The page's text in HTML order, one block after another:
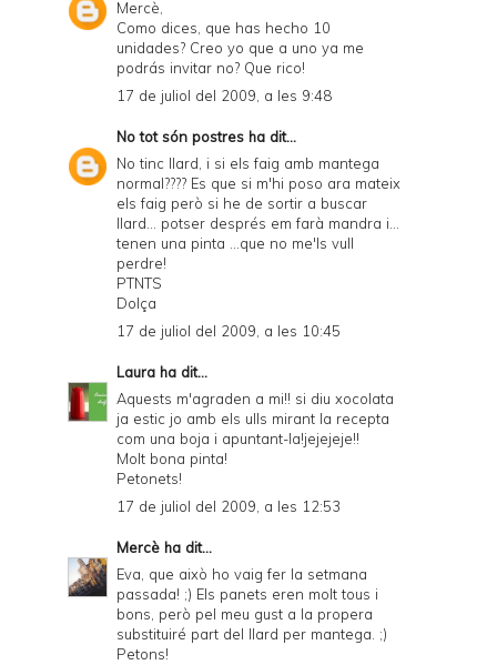
Mercè,
Como dices, que has hecho 10
unidades? Creo yo que a uno ya me
podrás invitar no? Que rico!
17 de juliol del 2009, a les 9:48
No tot són postres ha dit...
No tinc llard, i si els faig amb mantega
normal???? Es que si m'hi poso ara mateix
els faig però si he de sortir a buscar
llard... potser després em farà mandra i...
tenen una pinta ...que no me'ls vull
perdre!
PTNTS
Dolça
17 de juliol del 2009, a les 10:45
Laura ha dit...
Aquests m'agraden a mi!! si diu xocolata
ja estic jo amb els ulls mirant la recepta
com una boja i apuntant-la!jejejeje!!
Molt bona pinta!
Petonets!
17 de juliol del 2009, a les 12:53
Mercè ha dit...
Eva, que això ho vaig fer la setmana
passada! ;) Els panets eren molt tous i
bons, però pel meu gust a la propera
substituiré part del llard per mantega. ;)
Petons!